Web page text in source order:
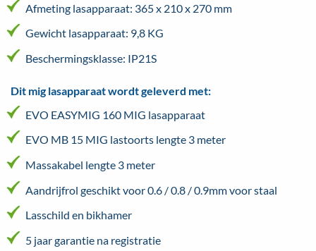
Afmeting lasapparaat: 365 x 210 x 270 mm
Gewicht lasapparaat: 9,8 KG
Beschermingsklasse: IP21S
Dit mig lasapparaat wordt geleverd met:
EVO EASYMIG 160 MIG lasapparaat
EVO MB 15 MIG lastoorts lengte 3 meter
Massakabel lengte 3 meter
Aandrijfrol geschikt voor 0.6 / 0.8 / 0.9mm voor staal
Lasschild en bikhamer
5 jaar garantie na registratie